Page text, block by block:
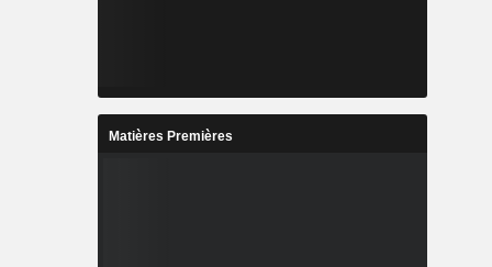
Matières Premières